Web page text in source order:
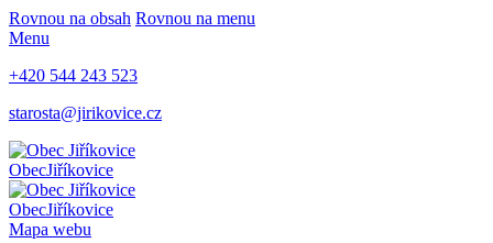
Rovnou na obsah Rovnou na menu
Menu
+420 544 243 523
starosta@jirikovice.cz
ObecJiříkovice
ObecJiříkovice
Mapa webu